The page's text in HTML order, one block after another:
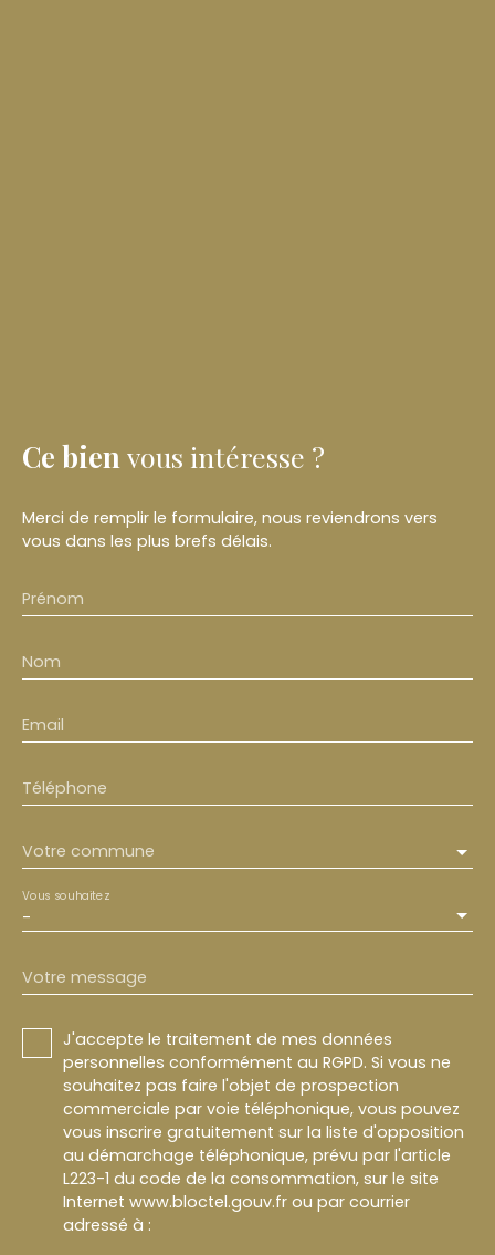
Ce bien vous intéresse ?
Merci de remplir le formulaire, nous reviendrons vers
vous dans les plus brefs délais.
Prénom
Nom
Email
Téléphone
Votre commune
-
Vous souhaitez
Votre message
J'accepte le traitement de mes données
personnelles conformément au RGPD. Si vous ne
souhaitez pas faire l'objet de prospection
commerciale par voie téléphonique, vous pouvez
vous inscrire gratuitement sur la liste d'opposition
au démarchage téléphonique, prévu par l'article
L223-1 du code de la consommation, sur le site
Internet www.bloctel.gouv.fr ou par courrier
adressé à :